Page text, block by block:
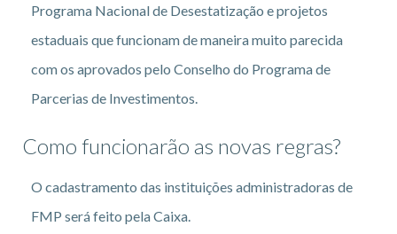
Programa Nacional de Desestatização e projetos
estaduais que funcionam de maneira muito parecida
com os aprovados pelo Conselho do Programa de
Parcerias de Investimentos.
Como funcionarão as novas regras?
O cadastramento das instituições administradoras de
FMP será feito pela Caixa.